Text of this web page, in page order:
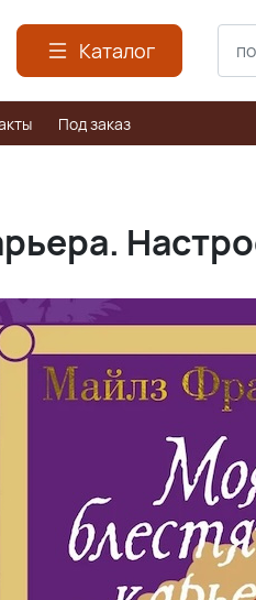
Каталог
Под заказ